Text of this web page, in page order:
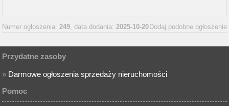
Numer ogłoszenia:249, data dodania:2025-10-20 Dodaj podobne ogłoszenie
Przydatne zasoby
» Darmowe ogłoszenia sprzedaży nieruchomości
Pomoc